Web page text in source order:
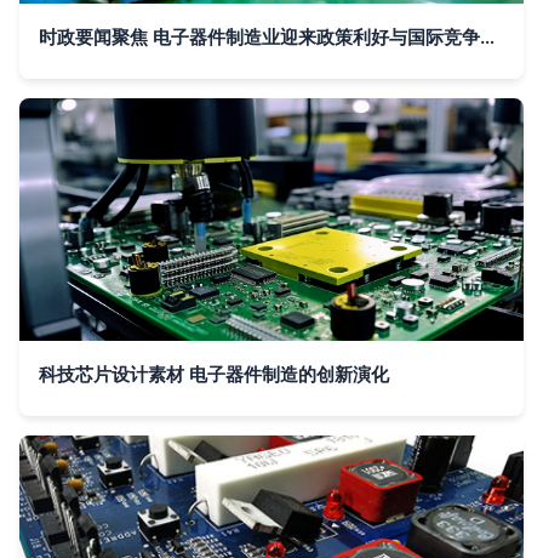
时政要闻聚焦 电子器件制造业迎来政策利好与国际竞争新局
科技芯片设计素材 电子器件制造的创新演化